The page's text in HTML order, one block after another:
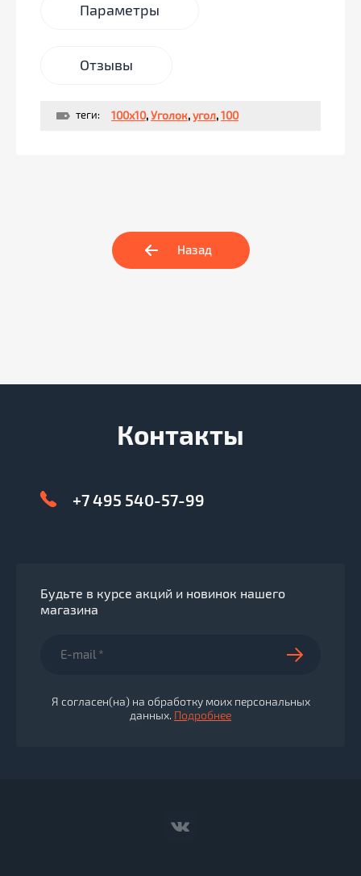
Параметры
Отзывы
теги: 100х10,Уголок,угол,100
Назад
Контакты
+7 495 540-57-99
Будьте в курсе акций и новинок нашего
магазина
Я согласен(на) на обработку моих персональных
данных. Подробнее